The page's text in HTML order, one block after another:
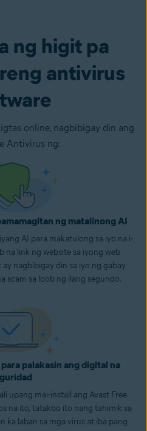
ng higit pa
antivirus
online, nagbibigay din ang
Antivirus ng:
ng matalinong AI
AI para makatulong sa iyo na i-
na link ng website sa iyong web
nagbibigay din sa iyo ng gabay
scam sa loob ng ilang segundo.
palakasin ang digital na
upang mai-install ang Avast Free
na ito, tatakbo ito nang tahimik sa
laban sa mga virus at iba pang